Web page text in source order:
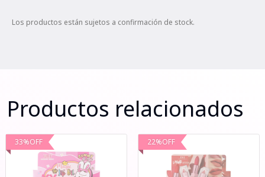
Los productos están sujetos a confirmación de stock.
Productos relacionados
33%OFF 22%OFF